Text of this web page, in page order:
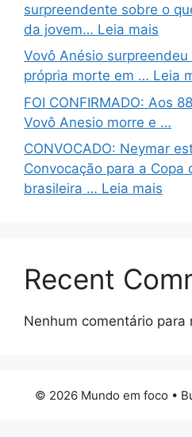
surpreendente sobre o
da jovem… Leia mais
Vovô Anésio
própria morte em … Leia
FOI CONFIRMADO: Aos
Vovô Anesio morre e …
CONVOCADO: Neymar
Convocação para a
brasileira … Leia mais
Recent
Nenhum comentário para
© 2026 Mundo em foco •